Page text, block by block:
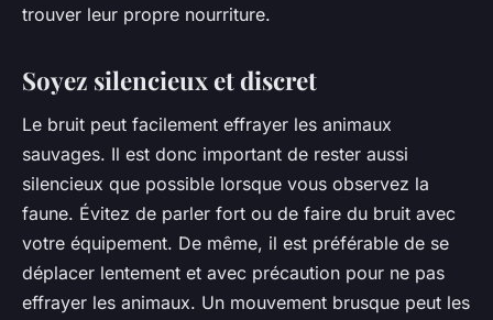
trouver leur propre nourriture.
Soyez silencieux et discret
Le bruit peut facilement effrayer les animaux
sauvages. Il est donc important de rester aussi
silencieux que possible lorsque vous observez la
faune. Évitez de parler fort ou de faire du bruit avec
votre équipement. De même, il est préférable de se
déplacer lentement et avec précaution pour ne pas
effrayer les animaux. Un mouvement brusque peut les